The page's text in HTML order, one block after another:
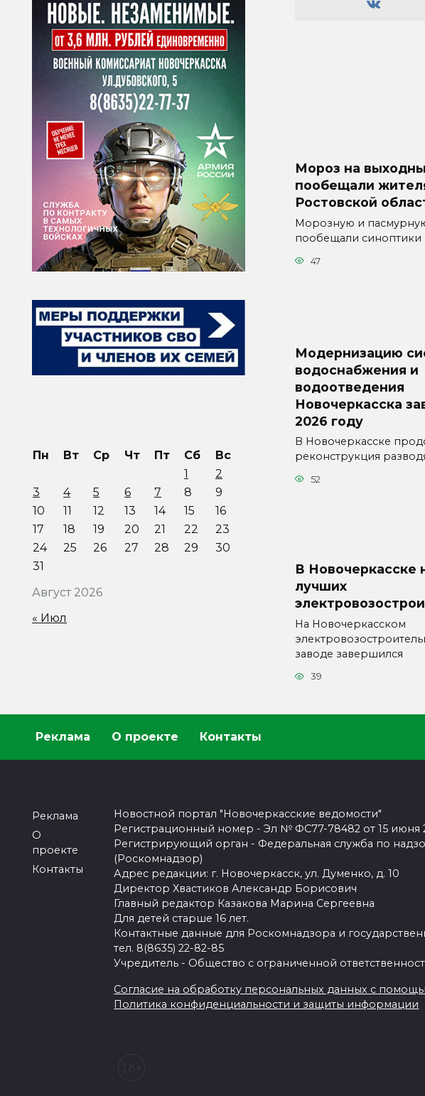
Мороз на
пообещали
Ростовской
Морозную и
пообещали синоптики
47
Модернизацию
водоснабжения и
водоотведения
Новочеркасска
2026 году
В Новочеркасске
реконструкция
52
В Новочеркасске
лучших
На Новочеркасском
заводе завершился
39
Август 2026
Пн Вт Ср Чт Пт Сб
Вс
1
2
3
4 5 6 7 8
9
10
11 12 13 14 15
16
17
18 19 20 21 22
23
24
25 26 27 28 29
30
31
« Июл
Реклама О проекте Контакты
Реклама
О
проекте
Контакты
Новостной портал "Новочеркасские ведомости"
Регистрационный номер - Эл № ФС77-78482 от 15 июня
Регистрирующий орган - Федеральная служба по
(Роскомнадзор)
Адрес редакции: г. Новочеркасск, ул. Думенко, д. 10
Директор Хвастиков Александр Борисович
Главный редактор Казакова Марина Сергеевна
Для детей старше 16 лет.
Контактные данные для Роскомнадзора и
тел. 8(8635) 22-82-85
Учредитель - Общество с ограниченной
Согласие на обработку персональных данных с
Политика конфиденциальности и защиты информации